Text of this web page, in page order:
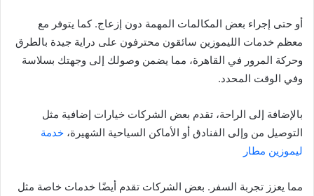
أو حتى إجراء بعض المكالمات المهمة دون إزعاج. كما يتوفر مع
معظم خدمات الليموزين سائقون محترفون على دراية جيدة بالطرق
وحركة المرور في القاهرة، مما يضمن وصولك إلى وجهتك بسلاسة
وفي الوقت المحدد.
بالإضافة إلى الراحة، تقدم بعض الشركات خيارات إضافية مثل
التوصيل من وإلى الفنادق أو الأماكن السياحية الشهيرة، خدمة
ليموزين مطار
مما يعزز تجربة السفر. بعض الشركات تقدم أيضًا خدمات خاصة مثل